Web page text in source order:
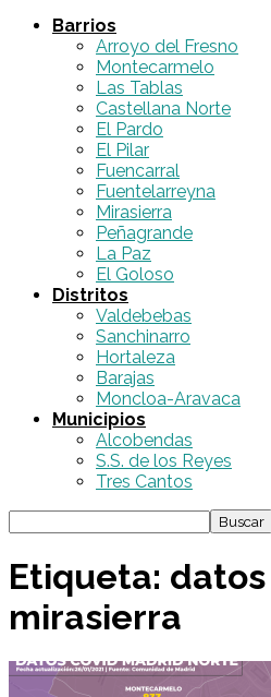
Barrios
Arroyo del Fresno
Montecarmelo
Las Tablas
Castellana Norte
El Pardo
El Pilar
Fuencarral
Fuentelarreyna
Mirasierra
Peñagrande
La Paz
El Goloso
Distritos
Valdebebas
Sanchinarro
Hortaleza
Barajas
Moncloa-Aravaca
Municipios
Alcobendas
S.S. de los Reyes
Tres Cantos
Etiqueta:
mirasierra